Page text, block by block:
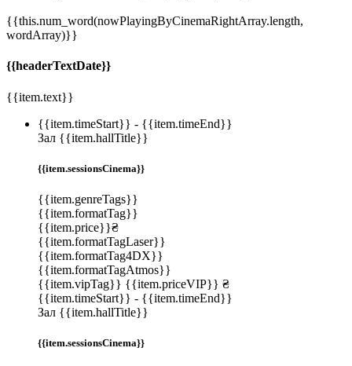
{{this.num_word(nowPlayingByCinemaRightArray.length,
wordArray)}}
{{headerTextDate}}
{{item.text}}
{{item.timeStart}} - {{item.timeEnd}}
Зал {{item.hallTitle}}
{{item.sessionsCinema}}
{{item.genreTags}}
{{item.formatTag}}
{{item.price}}₴
{{item.formatTagLaser}}
{{item.formatTag4DX}}
{{item.formatTagAtmos}}
{{item.vipTag}} {{item.priceVIP}} ₴
{{item.timeStart}} - {{item.timeEnd}}
Зал {{item.hallTitle}}
{{item.sessionsCinema}}